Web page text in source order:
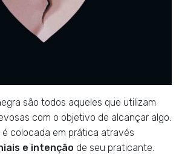
são todos aqueles que utilizam
com o objetivo de alcançar algo.
é colocada em prática através
e intenção de seu praticante.